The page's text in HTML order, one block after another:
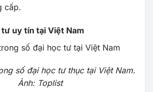
cấp.
uy tín tại Việt Nam
số đại học tư thục tại Việt Nam.
Ảnh: Toplist